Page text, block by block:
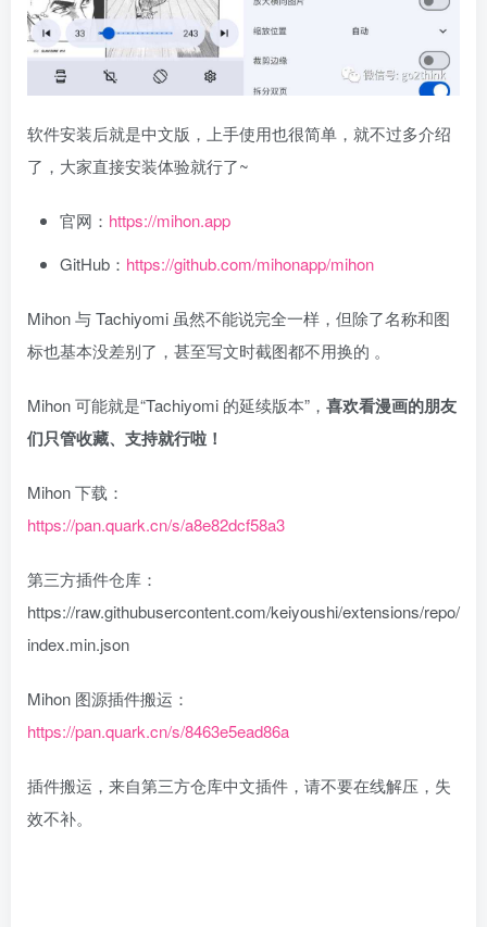
软件安装后就是中文版，上手使用也很简单，就不过多介绍
了，大家直接安装体验就行了~
官网： https://mihon.app
GitHub： https://github.com/mihonapp/mihon
Mihon 与 Tachiyomi 虽然不能说完全一样，但除了名称和图
标也基本没差别了，甚至写文时截图都不用换的 。
Mihon 可能就是“Tachiyomi 的延续版本”， 喜欢看漫画的朋友
们只管收藏、支持就行啦！
Mihon 下载：
https://pan.quark.cn/s/a8e82dcf58a3
第三方插件仓库：
https://raw.githubusercontent.com/keiyoushi/extensions/repo/
index.min.json
Mihon 图源插件搬运：
https://pan.quark.cn/s/8463e5ead86a
插件搬运，来自第三方仓库中文插件，请不要在线解压，失
效不补。